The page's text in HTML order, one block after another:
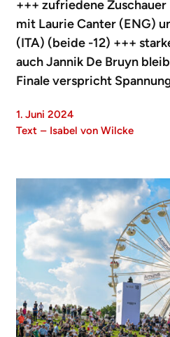
+++ zufriedene
mit Laurie Canter (ENG)
(ITA) (beide -12) +++
auch Jannik De Bruyn
Finale verspricht
1. Juni 2024
Text – Isabel von Wilcke